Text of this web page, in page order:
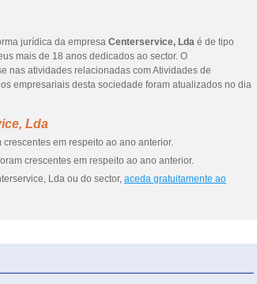
jurídica da empresa Centerservice, Lda é de tipo
mais de 18 anos dedicados ao sector. O
nas atividades relacionadas com Atividades de
empresariais desta sociedade foram atualizados no dia
Lda
em respeito ao ano anterior.
crescentes em respeito ao ano anterior.
Lda ou do sector, aceda gratuitamente ao